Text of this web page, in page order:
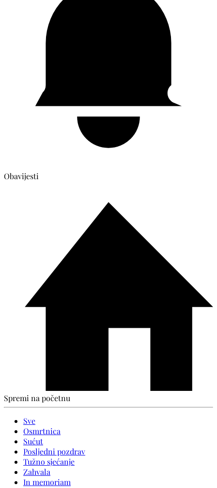
Obavijesti
Spremi na početnu
Sve
Osmrtnica
Sućut
Posljedni pozdrav
Tužno sjećanje
Zahvala
In memoriam